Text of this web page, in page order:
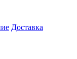
Доставка